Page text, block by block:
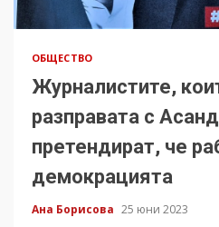
ОБЩЕСТВО
Журналистите,
разправата с
претендират, че
демокрацията
Ана Борисова 25 юни 2023